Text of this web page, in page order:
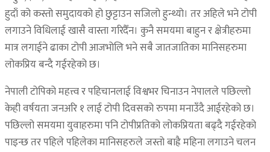
हुदाँ को कस्तो समुदायको हो छुट्टाउन सजिलो हुन्थ्यो। तर अहिले भने टोपी
लगाउने विधिलाई खासै वास्ता गरिदैँन। कुनै समयमा बाहुन र क्षेत्रीहरुमा
मात्र लगाईने ढाका टोपी आजभोलि भने सबै जातजातिका मानिसहरुमा
लोकप्रिय बन्दै गईरहेको छ।
नेपाली टोपिको महत्त्व र पहिचानलाई विश्वभर चिनाउन नेपालले पछिल्लो
केही वर्षयता जनअरि १ लाई टोपी दिवसको रुपमा मनाउँदै आईरहेको छ।
पछिल्लो समयमा युवाहरुमा पनि टोपीप्रतिक‍ो लोकप्रियता बढ्दै गईरहेको
पाइन्छ तर पहिले पहिलेका मानिसहरुले जस्तो बाह्रै महिना लगाउने चलन